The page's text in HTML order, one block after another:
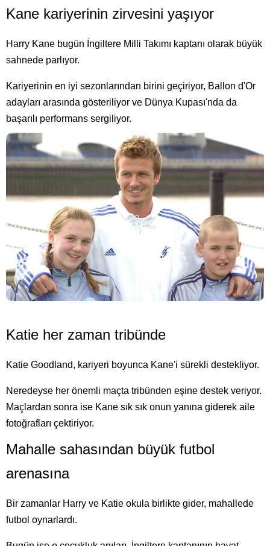
Kane kariyerinin zirvesini yaşıyor
Harry Kane bugün İngiltere Milli Takımı kaptanı olarak büyük
sahnede parlıyor.
Kariyerinin en iyi sezonlarından birini geçiriyor, Ballon d'Or
adayları arasında gösteriliyor ve Dünya Kupası'nda da
başarılı performans sergiliyor.
Katie her zaman tribünde
Katie Goodland, kariyeri boyunca Kane'i sürekli destekliyor.
Neredeyse her önemli maçta tribünden eşine destek veriyor.
Maçlardan sonra ise Kane sık sık onun yanına giderek aile
fotoğrafları çektiriyor.
Mahalle sahasından büyük futbol
arenasına
Bir zamanlar Harry ve Katie okula birlikte gider, mahallede
futbol oynarlardı.